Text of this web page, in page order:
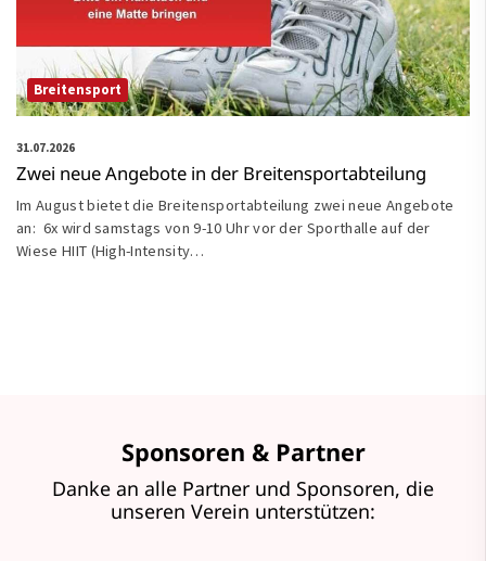
Breitensport
31.07.2026
Zwei neue Angebote in der Breitensportabteilung
Im August bietet die Breitensportabteilung zwei neue Angebote
an: 6x wird samstags von 9-10 Uhr vor der Sporthalle auf der
Wiese HIIT (High-Intensity…
Sponsoren & Partner
Danke an alle Partner und Sponsoren, die
unseren Verein unterstützen: